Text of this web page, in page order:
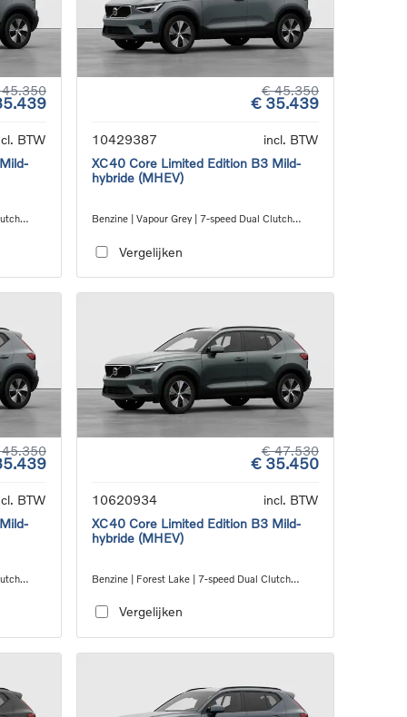
BTW
€ 45.350
€ 35.439
10429387
incl. BTW
XC40 Core Limited Edition B3 Mild-
hybride (MHEV)
Benzine | Vapour Grey | 7-speed Dual Clutch
Vergelijken
BTW
€ 47.530
€ 35.450
10620934
incl. BTW
XC40 Core Limited Edition B3 Mild-
hybride (MHEV)
Benzine | Forest Lake | 7-speed Dual Clutch
Vergelijken